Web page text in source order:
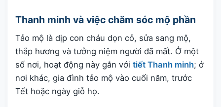
Thanh minh và việc chăm sóc mộ phần
Tảo mộ là dịp con cháu dọn cỏ, sửa sang mộ,
thắp hương và tưởng niệm người đã mất. Ở một
số nơi, hoạt động này gắn với tiết Thanh minh; ở
nơi khác, gia đình tảo mộ vào cuối năm, trước
Tết hoặc ngày giỗ họ.